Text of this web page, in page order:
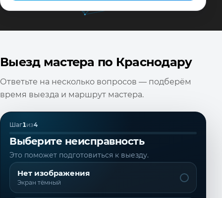
Выезд мастера по Краснодару
Ответьте на несколько вопросов — подберём
время выезда и маршрут мастера.
Шаг1из4
Выберите неисправность
Это поможет подготовиться к выезду.
Нет изображения
Экран тёмный